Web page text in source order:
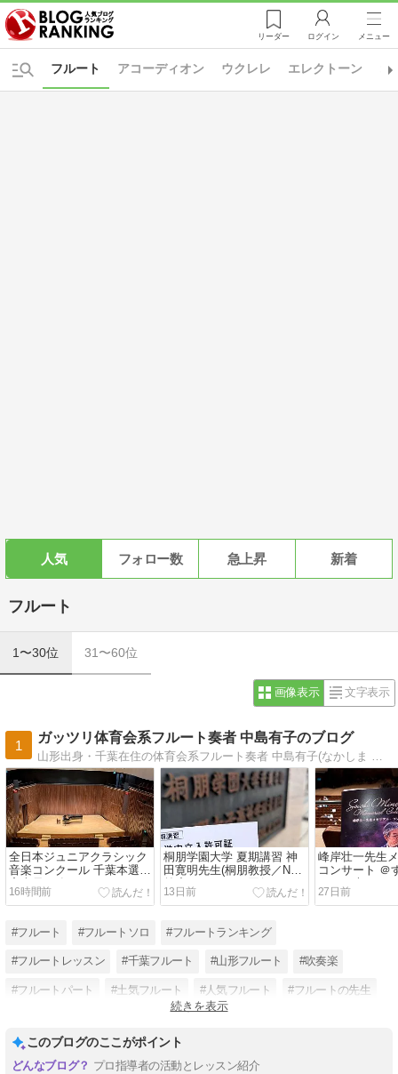
リーダー ログイン メニュー
アコーディオン ウクレレ エレクトーン
フルート
人気 フォロー数 急上昇 新着
フルート
1〜30位 31〜60位
画像表示 文字表示
1
ガッツリ体育会系フルート奏者 中島有子のブログ
全日本ジュニアクラシック
音楽コンクール 千葉本選
審査員を務めさせて頂きま
した
16時間前
桐朋学園大学 夏期講習 神
田寛明先生(桐朋教授／N響
首席)のレッスン同行
13日前
峰岸壮一先生
コンサート ＠
ォニー大ホール
27日前
#フルート #フルートソロ #フルートランキング
#フルートレッスン #千葉フルート #山形フルート #吹奏楽
#フルートパート #土気フルート #人気フルート #フルートの先生
続きを表示
このブログのここがポイント
プロ指導者の活動とレッスン紹介